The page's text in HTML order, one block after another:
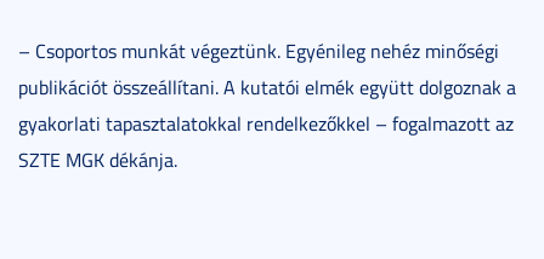
– Csoportos munkát végeztünk. Egyénileg nehéz minőségi
publikációt összeállítani. A kutatói elmék együtt dolgoznak a
gyakorlati tapasztalatokkal rendelkezőkkel – fogalmazott az
SZTE MGK dékánja.